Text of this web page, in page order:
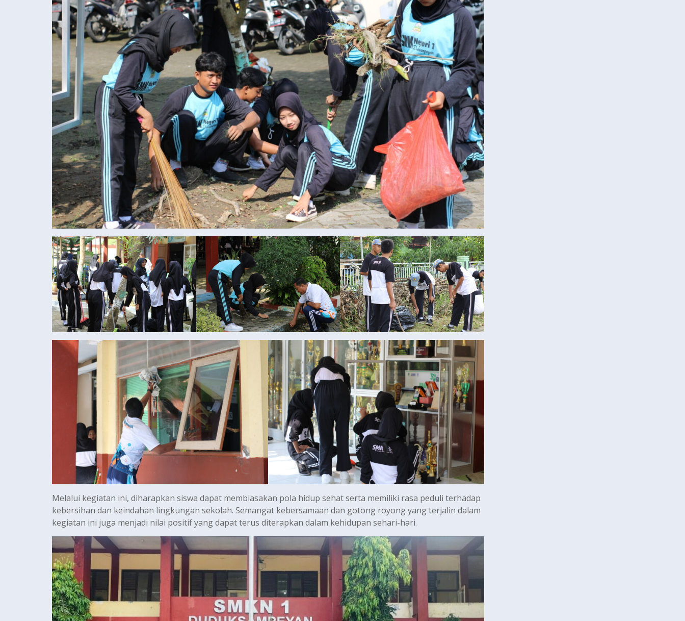
Melalui kegiatan ini, diharapkan siswa dapat membiasakan pola hidup sehat serta memiliki rasa peduli terhadap
kebersihan dan keindahan lingkungan sekolah. Semangat kebersamaan dan gotong royong yang terjalin dalam
kegiatan ini juga menjadi nilai positif yang dapat terus diterapkan dalam kehidupan sehari-hari.